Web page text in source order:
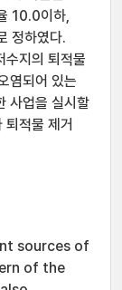
10.0이하,
정하였다.
수지의 퇴적물
염되어 있는
사업을 실시할
퇴적물 제거
sources of
of the